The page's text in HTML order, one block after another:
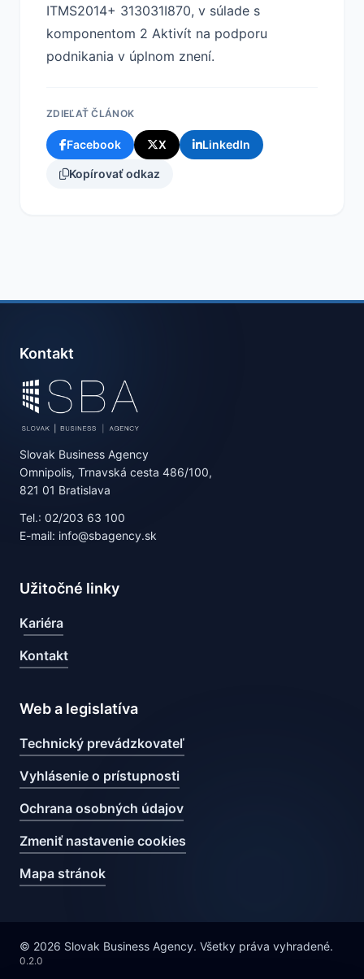
ITMS2014+ 313031I870, v súlade s
komponentom 2 Aktivít na podporu
podnikania v úplnom znení.
ZDIEĽAŤ ČLÁNOK
Facebook X LinkedIn
Kopírovať odkaz
Kontakt
Slovak Business Agency
Omnipolis, Trnavská cesta 486/100,
821 01 Bratislava
Tel.: 02/203 63 100
E-mail: info@sbagency.sk
Užitočné linky
Kariéra
Kontakt
Web a legislatíva
Technický prevádzkovateľ
Vyhlásenie o prístupnosti
Ochrana osobných údajov
Zmeniť nastavenie cookies
Mapa stránok
© 2026 Slovak Business Agency. Všetky práva vyhradené.
0.2.0